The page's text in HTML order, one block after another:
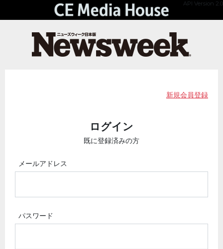
API Version 2.0
新規会員登録
ログイン
既に登録済みの方
メールアドレス
パスワード